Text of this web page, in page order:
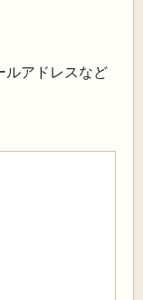
ルアドレスなど